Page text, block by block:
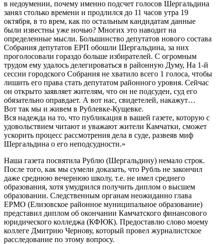
в недоумении, почему именно подсчет голосов Шергальдина
занял столько времени и продлился до 11 часов утра 19
октября, в то врем, как по остальным кандидатам данные
были известны уже ночью? Многих это наводит на
определенные мысли. Большинство депутатов нового состава
Собрания депутатов ЕРП обошли Шергальдина, за них
проголосовали гораздо больше избирателей. С огромным
трудом ему удалось делегироваться в районную Думу, На 1-й
сессии городского Собрания не хватило всего 1 голоса, чтобы
лишить его права стать депутатом районного уровня. Сейчас
он открыто заявляет жителям, что он не подсуден, суд его
обязательно оправдает. А вот нас, свидетелей, накажут…
Вот так мы и живем в Рублевке-Кущевке.
Вся надежда на то, что публикация в вашей газете, которую с
удовольствием читают и уважают жители Камчатки, сможет
ускорить процесс рассмотрения дела в суде, развеяв миф
Шергальдина о его неподсудности.»
Наша газета посвятила Рублю (Шергальдину) немало строк.
После того, как мы сумели доказать, что Рубль не закончил
даже среднюю вечернюю школу, т.е. не имел среднего
образования, хотя умудрился получить диплом о высшем
образовании. Следственным органам неожиданно глава
ЕРМО (Елизовское районное муниципальное образование)
представил диплом об окончании Камчатского финансового
юридического колледжа (КФЮК). Предоставлю слово моему
коллеге Дмитрию Чернову, который провел журналистское
расследование по этому вопросу.